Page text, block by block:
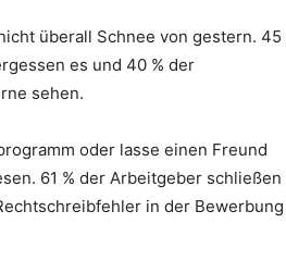
überall Schnee von gestern. 45
es und 40 % der
sehen.
oder lasse einen Freund
61 % der Arbeitgeber schließen
in der Bewerbung